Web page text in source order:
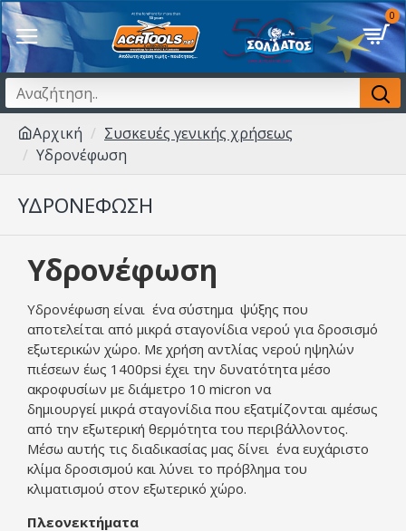
0
Αρχική
Συσκευές γενικής χρήσεως
Υδρονέφωση
ΥΔΡΟΝΈΦΩΣΗ
Υδρονέφωση
Υδρονέφωση είναι ένα σύστημα ψύξης που
αποτελείται από μικρά σταγονίδια νερού για δροσισμό
εξωτερικών χώρο. Με χρήση αντλίας νερού ηψηλών
πιέσεων έως 1400psi έχει την δυνατότητα μέσο
ακροφυσίων με διάμετρο 10 micron να
δημιουργεί μικρά σταγονίδια που εξατμίζονται αμέσως
από την εξωτερική θερμότητα του περιβάλλοντος.
Μέσω αυτής τις διαδικασίας μας δίνει ένα ευχάριστο
κλίμα δροσισμού και λύνει το πρόβλημα του
κλιματισμού στον εξωτερικό χώρο.
Πλεονεκτήματα